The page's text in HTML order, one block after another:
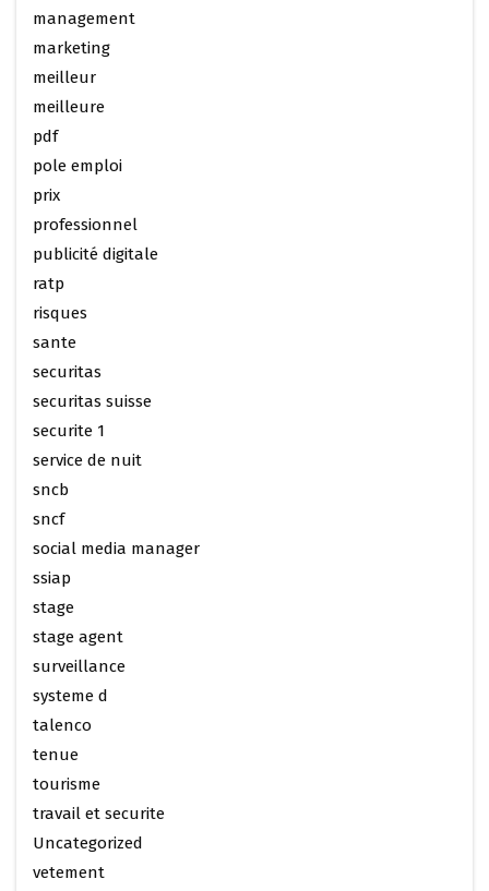
management
marketing
meilleur
meilleure
pdf
pole emploi
prix
professionnel
publicité digitale
ratp
risques
sante
securitas
securitas suisse
securite 1
service de nuit
sncb
sncf
social media manager
ssiap
stage
stage agent
surveillance
systeme d
talenco
tenue
tourisme
travail et securite
Uncategorized
vetement